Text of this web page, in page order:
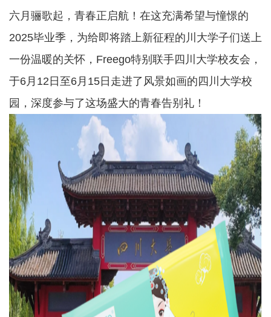
六月骊歌起，青春正启航！在这充满希望与憧憬的
2025毕业季，为给即将踏上新征程的川大学子们送上
一份温暖的关怀，Freego特别联手四川大学校友会，
于6月12日至6月15日走进了风景如画的四川大学校
园，深度参与了这场盛大的青春告别礼！